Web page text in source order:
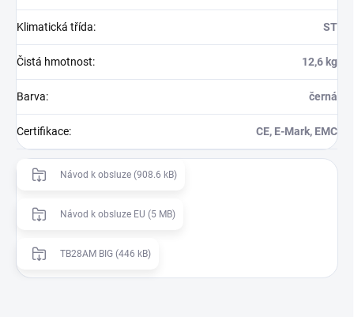
Klimatická třída: ST
Čistá hmotnost: 12,6 kg
Barva: černá
Certifikace: CE, E-Mark, EMC
Návod k obsluze (908.6 kB)
Návod k obsluze EU (5 MB)
TB28AM BIG (446 kB)